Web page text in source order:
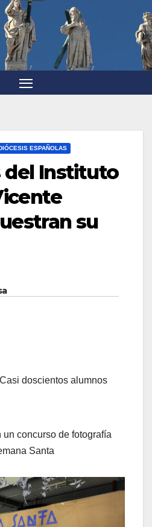
DIÓCESIS ESPAÑOLAS
Instituto
su
Casi doscientos alumnos
concurso de fotografía
Santa